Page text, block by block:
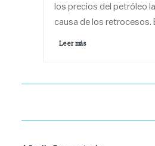
los precios del petróleo
causa de los retrocesos.
Leer más